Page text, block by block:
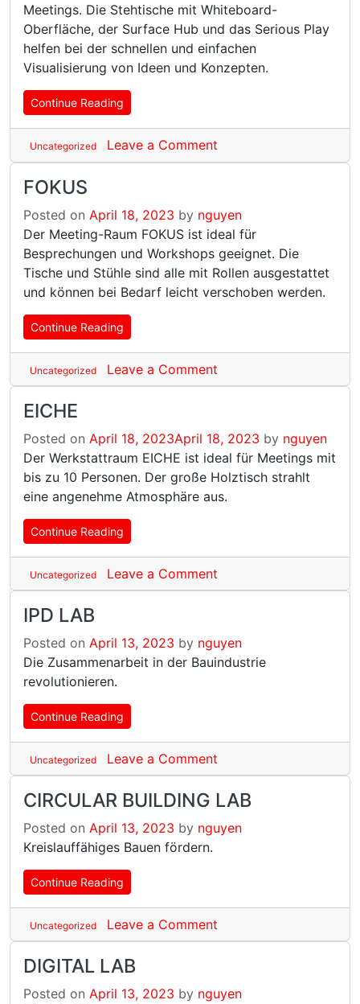
Meetings. Die Stehtische mit Whiteboard-
Oberfläche, der Surface Hub und das Serious Play
helfen bei der schnellen und einfachen
Visualisierung von Ideen und Konzepten.
Continue Reading
Uncategorized Leave a Comment
FOKUS
Posted on April 18, 2023 by nguyen
Der Meeting-Raum FOKUS ist ideal für
Besprechungen und Workshops geeignet. Die
Tische und Stühle sind alle mit Rollen ausgestattet
und können bei Bedarf leicht verschoben werden.
Continue Reading
Uncategorized Leave a Comment
EICHE
Posted on April 18, 2023April 18, 2023 by nguyen
Der Werkstattraum EICHE ist ideal für Meetings mit
bis zu 10 Personen. Der große Holztisch strahlt
eine angenehme Atmosphäre aus.
Continue Reading
Uncategorized Leave a Comment
IPD LAB
Posted on April 13, 2023 by nguyen
Die Zusammenarbeit in der Bauindustrie
revolutionieren.
Continue Reading
Uncategorized Leave a Comment
CIRCULAR BUILDING LAB
Posted on April 13, 2023 by nguyen
Kreislauffähiges Bauen fördern.
Continue Reading
Uncategorized Leave a Comment
DIGITAL LAB
Posted on April 13, 2023 by nguyen